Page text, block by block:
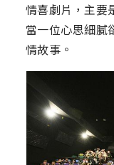
情喜劇片，主要
當一位心思細膩
情故事。